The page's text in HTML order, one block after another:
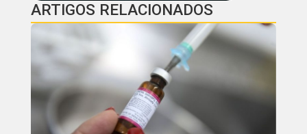
ARTIGOS RELACIONADOS